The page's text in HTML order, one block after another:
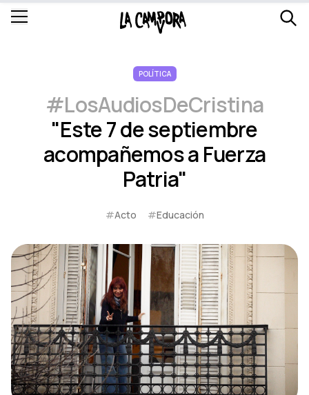
POLÍTICA
#LosAudiosDeCristina
"Este 7 de septiembre
acompañemos a Fuerza
Patria"
#Acto #Educación